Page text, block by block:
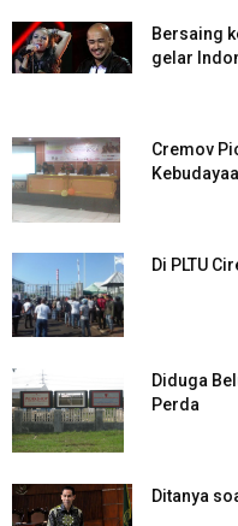
Bersaing
gelar
Cremov
Di PLTU
Diduga
Perda
Ditanya